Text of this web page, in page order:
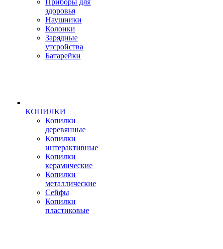
Приборы для
здоровья
Наушники
Колонки
Зарядные
утсройства
Батарейки
КОПИЛКИ
Копилки
деревянные
Копилки
интерактивные
Копилки
керамические
Копилки
металлические
Сейфы
Копилки
пластиковые